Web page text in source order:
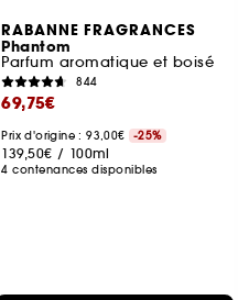
RABANNE FRAGRANCES
Phantom
Parfum aromatique et boisé
844
69,75€
Prix d'origine : 93,00€ -25%
139,50€ / 100ml
4 contenances disponibles